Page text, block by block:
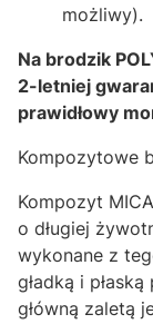
możliwy).
Na brodzik
2-letniej
prawidłowy
Kompozytowe
Kompozyt
o długiej
wykonane z
gładką i
główną zaletą